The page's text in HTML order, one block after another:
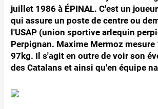
juillet 1986 à ÉPINAL. C'est un
qui assure un poste de centre ou
l'USAP (union sportive arlequin
Perpignan. Maxime Mermoz
97kg. Il s'agit en outre de voir son
des Catalans et ainsi qu'en équipe